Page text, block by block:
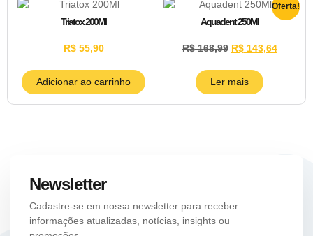
Triatox 200Ml
R$55,90
Adicionar ao carrinho
Oferta!
Aquadent 250Ml
R$168,99 R$143,64
Ler mais
Newsletter
Cadastre-se em nossa newsletter para receber
informações atualizadas, notícias, insights ou